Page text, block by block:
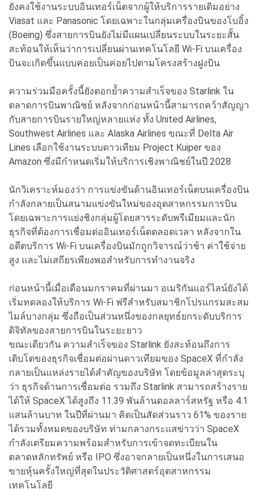
ยังคงใช้งานระบบอินเทอร์เน็ตจากผู้ให้บริการรายเดิมอย่าง
Viasat และ Panasonic โดยเฉพาะในกลุ่มเครื่องบินของโบอิ้ง
(Boeing) ซึ่งสายการบินยังไม่มีแผนเปลี่ยนระบบในระยะสั้น
สะท้อนให้เห็นว่าการเปลี่ยนผ่านเทคโนโลยี Wi-Fi บนเครื่อง
บินจะเกิดขึ้นแบบค่อยเป็นค่อยไปตามโครงสร้างฝูงบิน
ความร่วมมือครั้งนี้ยังตอกย้ำความสำเร็จของ Starlink ใน
ตลาดการบินพาณิชย์ หลังจากก่อนหน้านี้สามารถคว้าสัญญา
กับสายการบินรายใหญ่หลายแห่ง ทั้ง United Airlines,
Southwest Airlines และ Alaska Airlines ขณะที่ Delta Air
Lines เลือกใช้งานระบบดาวเทียม Project Kuiper ของ
Amazon ซึ่งมีกำหนดเริ่มให้บริการเชิงพาณิชย์ในปี 2028
นักวิเคราะห์มองว่า การแข่งขันด้านอินเทอร์เน็ตบนเครื่องบิน
กำลังกลายเป็นสนามแข่งขันใหม่ของอุตสาหกรรมการบิน
โดยเฉพาะการแย่งชิงกลุ่มผู้โดยสารระดับพรีเมียมและนัก
ธุรกิจที่ต้องการเชื่อมต่ออินเทอร์เน็ตตลอดเวลา หลังจากใน
อดีตบริการ Wi-Fi บนเครื่องบินมักถูกวิจารณ์ว่าช้า ค่าใช้จ่าย
สูง และไม่เสถียรเพียงพอสำหรับการทำงานจริง
ก่อนหน้านี้เมื่อเดือนมกราคมที่ผ่านมา อเมริกันแอร์ไลน์ยังได้
เริ่มทดลองให้บริการ Wi-Fi ฟรีสำหรับสมาชิกโปรแกรมสะสม
ไมล์บางกลุ่ม ซึ่งถือเป็นส่วนหนึ่งของกลยุทธ์ยกระดับบริการ
ดิจิทัลของสายการบินในระยะยาว
ขณะเดียวกัน ความสำเร็จของ Starlink ยังสะท้อนถึงการ
เติบโตของธุรกิจเชื่อมต่อผ่านดาวเทียมของ SpaceX ที่กำลัง
กลายเป็นแหล่งรายได้สำคัญของบริษัท โดยข้อมูลล่าสุดระบุ
ว่า ธุรกิจด้านการเชื่อมต่อ รวมถึง Starlink สามารถสร้างราย
ได้ให้ SpaceX ได้สูงถึง 11.39 พันล้านดอลลาร์สหรัฐ หรือ 4.1
แสนล้านบาท ในปีที่ผ่านมา คิดเป็นสัดส่วนราว 61% ของราย
ได้รวมทั้งหมดของบริษัท ท่ามกลางกระแสข่าวว่า SpaceX
กำลังเตรียมความพร้อมสำหรับการเข้าจดทะเบียนใน
ตลาดหลักทรัพย์ หรือ IPO ซึ่งอาจกลายเป็นหนึ่งในการเสนอ
ขายหุ้นครั้งใหญ่ที่สุดในประวัติศาสตร์อุตสาหกรรม
เทคโนโลยี